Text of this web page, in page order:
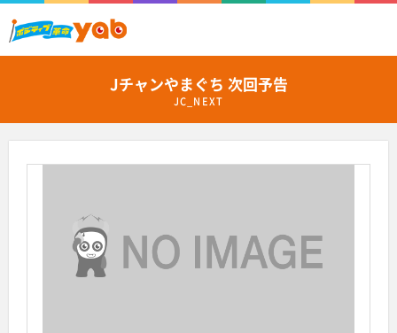
Jチャンやまぐち 次回予告
JC_NEXT